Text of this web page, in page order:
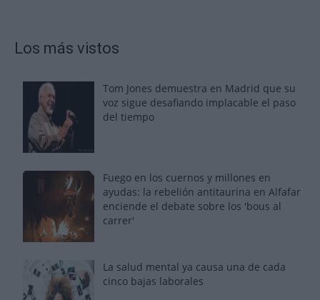
Los más vistos
Tom Jones demuestra en Madrid que su
voz sigue desafiando implacable el paso
del tiempo
Fuego en los cuernos y millones en
ayudas: la rebelión antitaurina en Alfafar
enciende el debate sobre los 'bous al
carrer'
La salud mental ya causa una de cada
cinco bajas laborales